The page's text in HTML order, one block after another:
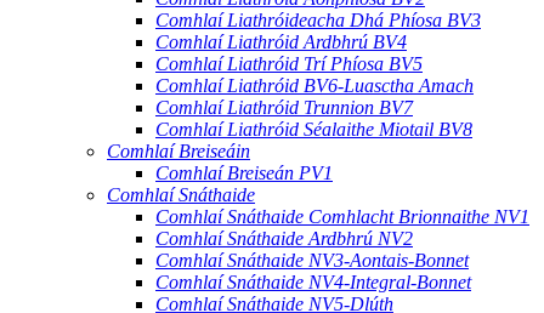
Comhlaí Liathróideacha Dhá Phíosa BV3
Comhlaí Liathróid Ardbhrú BV4
Comhlaí Liathróid Trí Phíosa BV5
Comhlaí Liathróid BV6-Luasctha Amach
Comhlaí Liathróid Trunnion BV7
Comhlaí Liathróid Séalaithe Miotail BV8
Comhlaí Breiseáin
Comhlaí Breiseán PV1
Comhlaí Snáthaide
Comhlaí Snáthaide Comhlacht Brionnaithe NV1
Comhlaí Snáthaide Ardbhrú NV2
Comhlaí Snáthaide NV3-Aontais-Bonnet
Comhlaí Snáthaide NV4-Integral-Bonnet
Comhlaí Snáthaide NV5-Dlúth